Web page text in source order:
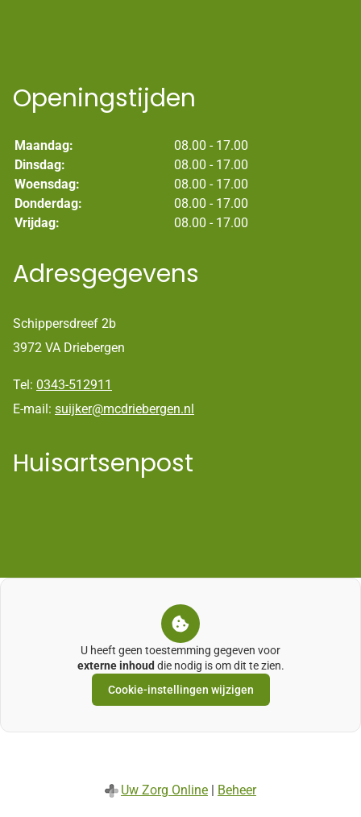
Openingstijden
Maandag:
08.00 - 17.00
Dinsdag:
08.00 - 17.00
Woensdag:
08.00 - 17.00
Donderdag:
08.00 - 17.00
Vrijdag:
08.00 - 17.00
Adresgegevens
Schippersdreef 2b
3972 VA Driebergen
Tel: 0343-512911
E-mail: suijker@mcdriebergen.nl
Huisartsenpost
U heeft geen toestemming gegeven voor
externe inhoud die nodig is om dit te zien.
Cookie-instellingen wijzigen
Uw Zorg Online | Beheer